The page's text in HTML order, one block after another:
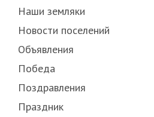
Наши земляки
Новости поселений
Объявления
Победа
Поздравления
Праздник